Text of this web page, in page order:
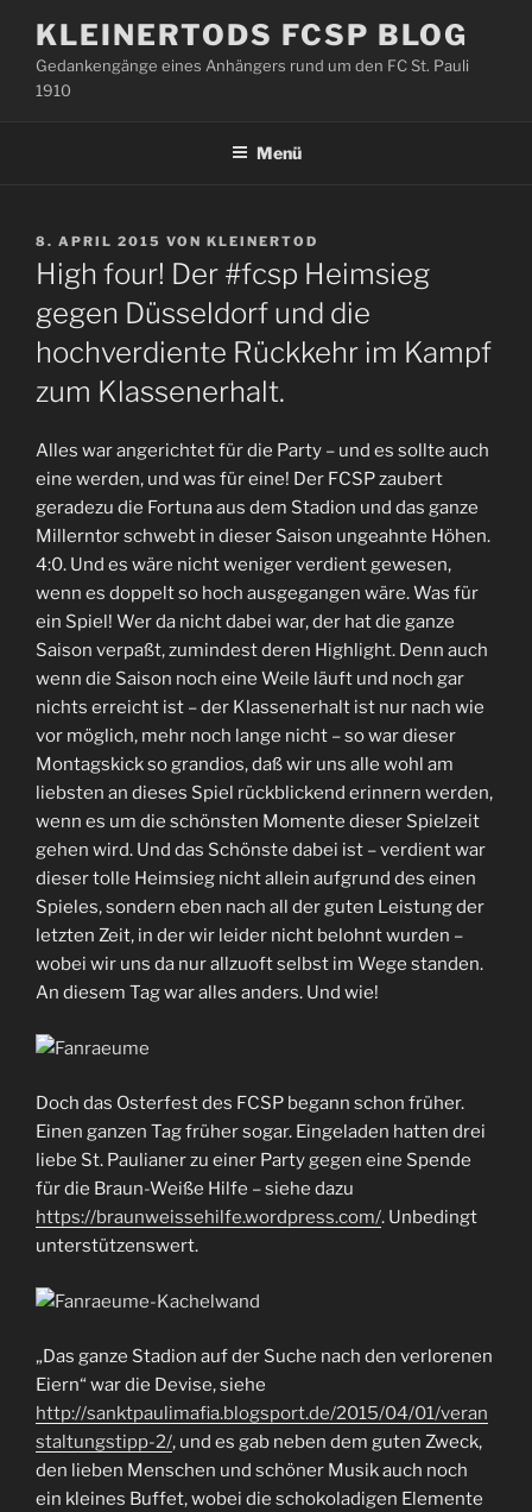
Inhalt
springen
KLEINERTODS FCSP BLOG
Gedankengänge eines Anhängers rund um den FC St. Pauli
1910
Menü
VERÖFFENTLICHT
AM
8. APRIL 2015 VON KLEINERTOD
High four! Der #fcsp Heimsieg
gegen Düsseldorf und die
hochverdiente Rückkehr im Kampf
zum Klassenerhalt.
Alles war angerichtet für die Party – und es sollte auch
eine werden, und was für eine! Der FCSP zaubert
geradezu die Fortuna aus dem Stadion und das ganze
Millerntor schwebt in dieser Saison ungeahnte Höhen.
4:0. Und es wäre nicht weniger verdient gewesen,
wenn es doppelt so hoch ausgegangen wäre. Was für
ein Spiel! Wer da nicht dabei war, der hat die ganze
Saison verpaßt, zumindest deren Highlight. Denn auch
wenn die Saison noch eine Weile läuft und noch gar
nichts erreicht ist – der Klassenerhalt ist nur nach wie
vor möglich, mehr noch lange nicht – so war dieser
Montagskick so grandios, daß wir uns alle wohl am
liebsten an dieses Spiel rückblickend erinnern werden,
wenn es um die schönsten Momente dieser Spielzeit
gehen wird. Und das Schönste dabei ist – verdient war
dieser tolle Heimsieg nicht allein aufgrund des einen
Spieles, sondern eben nach all der guten Leistung der
letzten Zeit, in der wir leider nicht belohnt wurden –
wobei wir uns da nur allzuoft selbst im Wege standen.
An diesem Tag war alles anders. Und wie!
Doch das Osterfest des FCSP begann schon früher.
Einen ganzen Tag früher sogar. Eingeladen hatten drei
liebe St. Paulianer zu einer Party gegen eine Spende
für die Braun-Weiße Hilfe – siehe dazu
https://braunweissehilfe.wordpress.com/. Unbedingt
unterstützenswert.
„Das ganze Stadion auf der Suche nach den verlorenen
Eiern“ war die Devise, siehe
http://sanktpaulimafia.blogsport.de/2015/04/01/veran
staltungstipp-2/, und es gab neben dem guten Zweck,
den lieben Menschen und schöner Musik auch noch
ein kleines Buffet, wobei die schokoladigen Elemente